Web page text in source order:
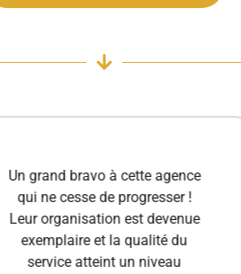
Un grand bravo à cette agence
qui ne cesse de progresser !
Leur organisation est devenue
exemplaire et la qualité du
service atteint un niveau